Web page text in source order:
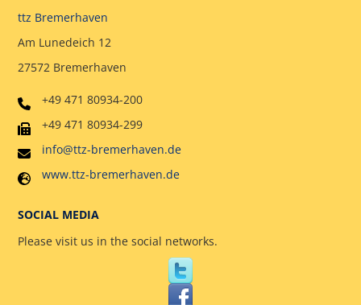
ttz Bremerhaven
Am Lunedeich 12
27572 Bremerhaven
+49 471 80934-200
+49 471 80934-299
info@ttz-bremerhaven.de
www.ttz-bremerhaven.de
SOCIAL MEDIA
Please visit us in the social networks.